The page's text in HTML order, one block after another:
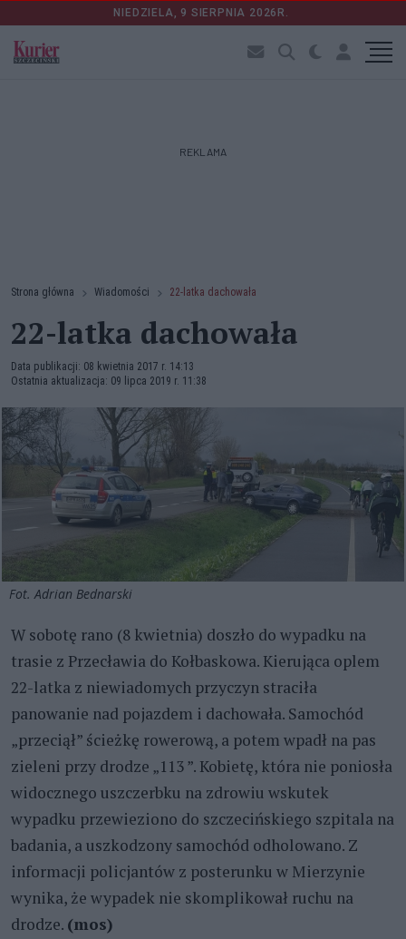
NIEDZIELA, 9 SIERPNIA 2026R.
REKLAMA
Strona główna Wiadomości 22-latka dachowała
22-latka dachowała
Data publikacji: 08 kwietnia 2017 r. 14:13
Ostatnia aktualizacja: 09 lipca 2019 r. 11:38
Fot. Adrian Bednarski
W sobotę rano (8 kwietnia) doszło do wypadku na
trasie z Przecławia do Kołbaskowa. Kierująca oplem
22-latka z niewiadomych przyczyn straciła
panowanie nad pojazdem i dachowała. Samochód
„przeciął” ścieżkę rowerową, a potem wpadł na pas
zieleni przy drodze „113 ”. Kobietę, która nie poniosła
widocznego uszczerbku na zdrowiu wskutek
wypadku przewieziono do szczecińskiego szpitala na
badania, a uszkodzony samochód odholowano. Z
informacji policjantów z posterunku w Mierzynie
wynika, że wypadek nie skomplikował ruchu na
drodze. (mos)